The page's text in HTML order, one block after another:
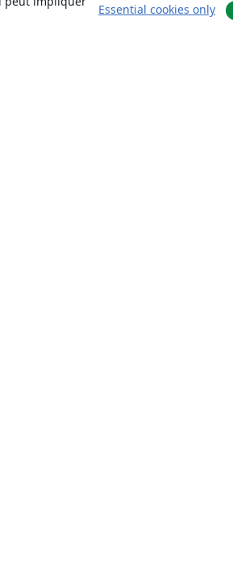
Essential cookies only